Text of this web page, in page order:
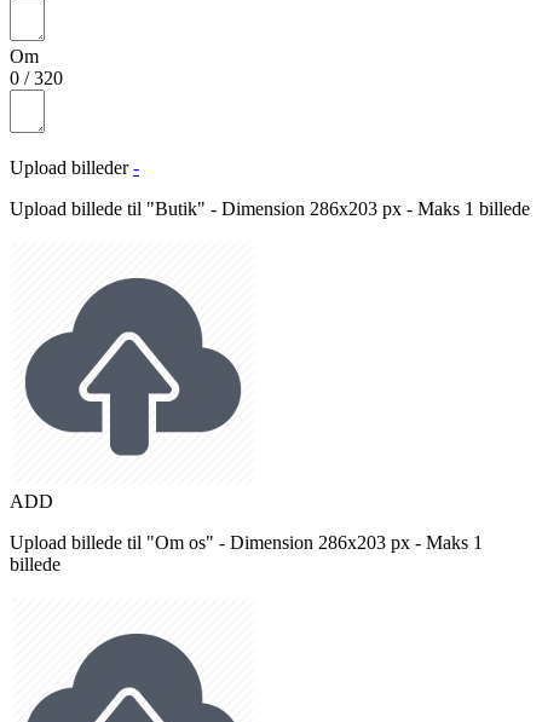
Om
0 /320
Upload billeder -
Upload billede til "Butik" - Dimension 286x203 px - Maks 1 billede
ADD
Upload billede til "Om os" - Dimension 286x203 px - Maks 1
billede